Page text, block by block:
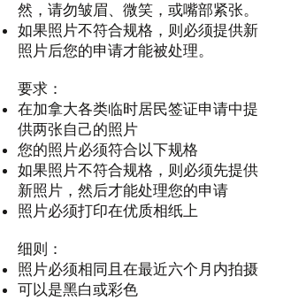
然，请勿皱眉、微笑，或嘴部紧张。
如果照片不符合规格，则必须提供新
照片后您的申请才能被处理。
要求：
在加拿大各类临时居民签证申请中提
供两张自己的照片
您的照片必须符合以下规格
如果照片不符合规格，则必须先提供
新照片，然后才能处理您的申请
照片必须打印在优质相纸上
细则：
照片必须相同且在最近六个月内拍摄
可以是黑白或彩色